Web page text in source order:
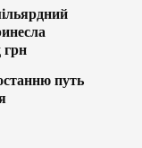
грн
путь